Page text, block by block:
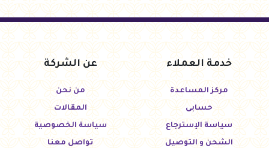
خدمة العملاء
مركز المساعدة
حسابى
سياسة الإسترجاع
الشحن و التوصيل
عن الشركة
من نحن
المقالات
سياسة الخصوصية
تواصل معنا